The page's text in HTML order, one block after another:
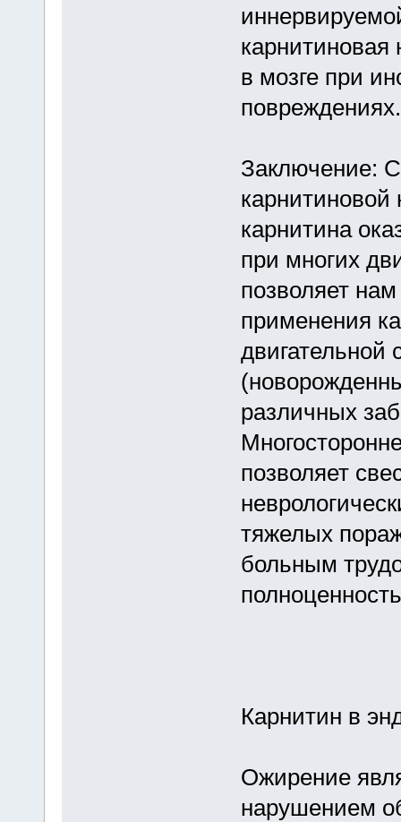
карнитиновая
в мозге при
повреждениях.
Заключение:
карнитина
при многих
позволяет
применения
различных
позволяет
тяжелых
больным
Карнитин в
Ожирение
нарушением